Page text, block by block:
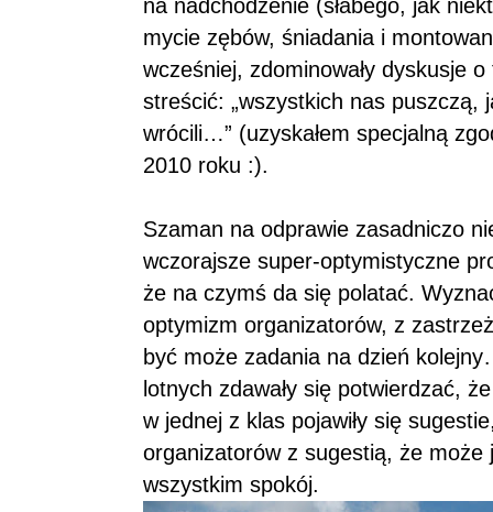
na nadchodzenie (słabego, jak
mycie zębów, śniadania i
wcześniej, zdominowały dyskusje
streścić: „wszystkich nas puszczą,
wrócili…” (uzyskałem specjalną
2010 roku :).
Szaman na odprawie zasadniczo
wczorajsze super-optymistyczne
że na czymś da się polatać.
optymizm organizatorów, z
być może zadania na dzień
lotnych zdawały się potwierdzać,
w jednej z klas pojawiły się
organizatorów z sugestią, że
wszystkim spokój.